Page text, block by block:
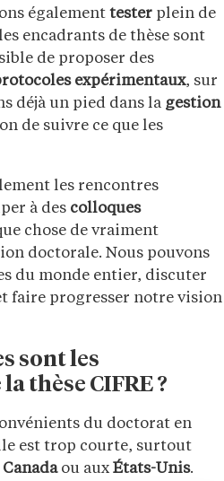
également tester plein de
encadrants de thèse sont
de proposer des
expérimentaux, sur
déjà un pied dans la gestion
de suivre ce que les
les rencontres
à des colloques
chose de vraiment
doctorale. Nous pouvons
du monde entier, discuter
faire progresser notre vision
sont les
thèse CIFRE ?
du doctorat en
est trop courte, surtout
Canada ou aux États-Unis.